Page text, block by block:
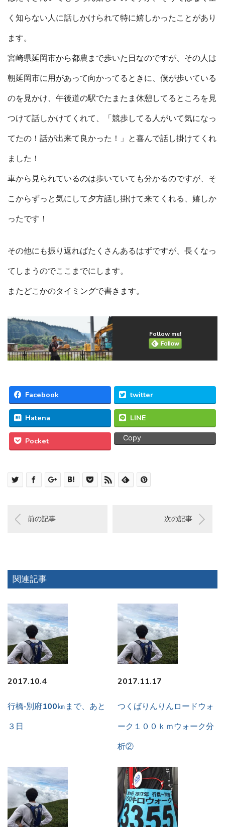
く知らない人に話しかけられて特に嬉しかったことがあり
ます。
宮崎県延岡市から都農まで歩いた日なのですが、その人は
朝延岡市に用があって向かってるときに、僕が歩いている
のを見かけ、午後道の駅でたまたま休憩してるところを見
つけて話しかけてくれて、「競歩してる人がいて気になっ
てたの！話が出来て良かった！」と喜んで話し掛けてくれ
ました！
車から見られているのは歩いていても分かるのですが、そ
こからずっと気にして夕方話し掛けて来てくれる、嬉しか
ったです！
その他にも振り返ればたくさんあるはずですが、長くなっ
てしまうのでここまでにします。
またどこかのタイミングで書きます。
Follow me!
Facebook twitter
Hatena LINE
Pocket Copy
前の記事 次の記事
関連記事
2017.10.4
行橋‐別府100㎞まで、あと
３日
2017.11.17
つくばりんりんロードウォ
ーク１００ｋｍウォーク分
析②